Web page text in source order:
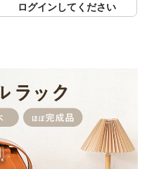
ログインしてください